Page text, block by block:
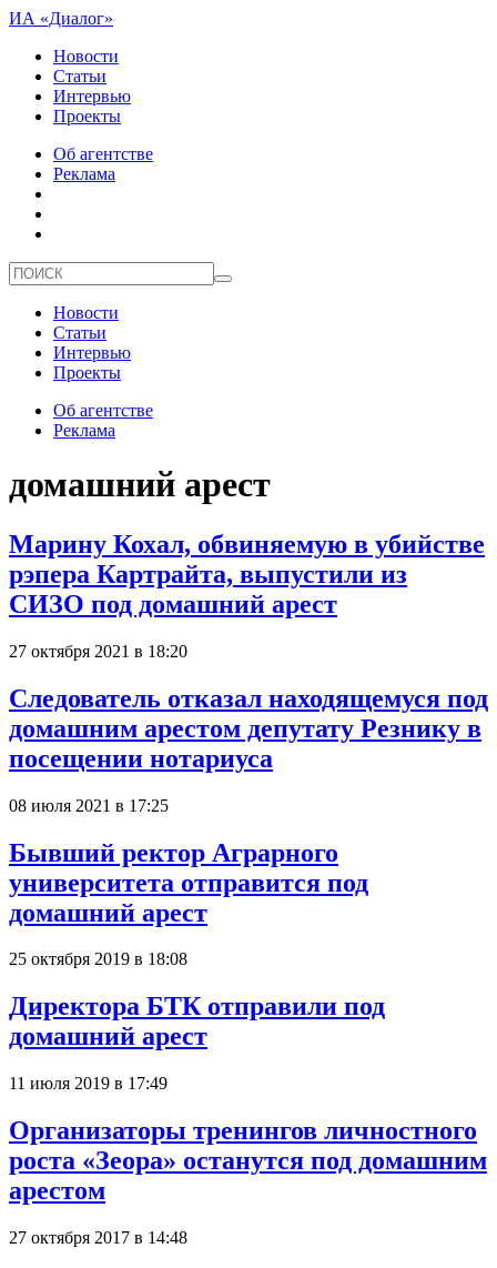
ИА «Диалог»
Новости
Статьи
Интервью
Проекты
Об агентстве
Реклама
Новости
Статьи
Интервью
Проекты
Об агентстве
Реклама
домашний арест
Марину Кохал, обвиняемую в убийстве
рэпера Картрайта, выпустили из
СИЗО под домашний арест
27 октября 2021 в 18:20
Следователь отказал находящемуся под
домашним арестом депутату Резнику в
посещении нотариуса
08 июля 2021 в 17:25
Бывший ректор Аграрного
университета отправится под
домашний арест
25 октября 2019 в 18:08
Директора БТК отправили под
домашний арест
11 июля 2019 в 17:49
Организаторы тренингов личностного
роста «Зеора» останутся под домашним
арестом
27 октября 2017 в 14:48